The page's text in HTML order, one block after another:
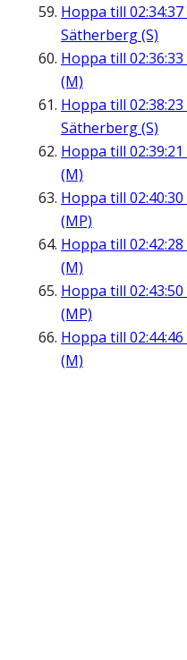
Hoppa till 02:34:37
Sätherberg (S)
Hoppa till 02:36:33
(M)
Hoppa till 02:38:23
Sätherberg (S)
Hoppa till 02:39:21
(M)
Hoppa till 02:40:30
(MP)
Hoppa till 02:42:28
(M)
Hoppa till 02:43:50
(MP)
Hoppa till 02:44:46
(M)